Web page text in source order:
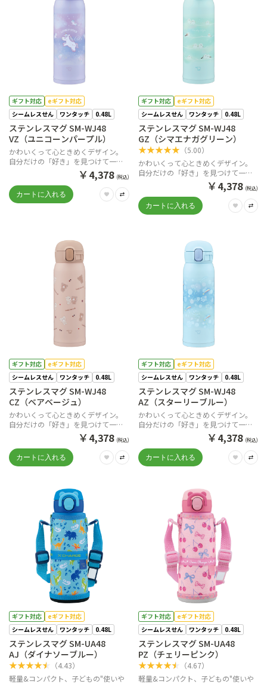
ギフト対応
eギフト対応
シームレスせん
ワンタッチ 0.48L
ステンレスマグ SM-WJ48
VZ（ユニコーンパープル）
かわいくって心ときめくデザイン。
自分だけの「好き」を見つけて一緒
￥4,378 (税込)
ギフト対応
eギフト対応
シームレスせん
ワンタッチ 0.48L
ステンレスマグ SM-WJ48
GZ（シマエナガグリーン）
★★★★★（5.00）
かわいくって心ときめくデザイン。
自分だけの「好き」を見つけて一緒
￥4,378 (税込)
ギフト対応
eギフト対応
シームレスせん
ワンタッチ 0.48L
ステンレスマグ SM-WJ48
CZ（ベアベージュ）
かわいくって心ときめくデザイン。
自分だけの「好き」を見つけて一緒
￥4,378 (税込)
ギフト対応
eギフト対応
シームレスせん
ワンタッチ 0.48L
ステンレスマグ SM-WJ48
AZ（スターリーブルー）
かわいくって心ときめくデザイン。
自分だけの「好き」を見つけて一緒
￥4,378 (税込)
ギフト対応
eギフト対応
シームレスせん
ワンタッチ 0.48L
ステンレスマグ SM-UA48
AJ（ダイナソーブルー）
★★★★★ （4.43）
軽量&コンパクト、子どもの"使いや
ギフト対応
eギフト対応
シームレスせん
ワンタッチ 0.48L
ステンレスマグ SM-UA48
PZ（チェリーピンク）
★★★★★ （4.67）
軽量&コンパクト、子どもの"使いや